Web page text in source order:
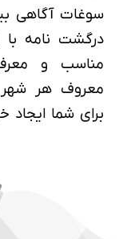
سوغات آگاهی
درگشت نامه با
مناسب و
معروف هر شهر
برای شما ایجاد